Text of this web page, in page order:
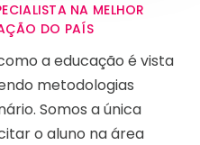
NA MELHOR
DO PAÍS
a educação é vista
metodologias
Somos a única
o aluno na área